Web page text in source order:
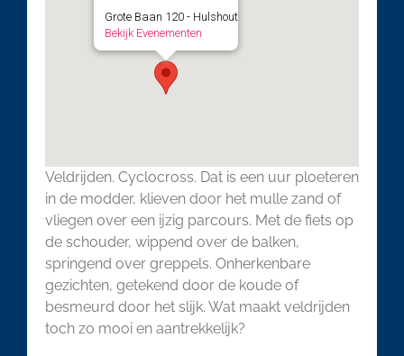
Grote Baan 120 - Hulshout
Bekijk Evenementen
Veldrijden. Cyclocross. Dat is een uur ploeteren
in de modder, klieven door het mulle zand of
vliegen over een ijzig parcours. Met de fiets op
de schouder, wippend over de balken,
springend over greppels. Onherkenbare
gezichten, getekend door de koude of
besmeurd door het slijk. Wat maakt veldrijden
toch zo mooi en aantrekkelijk?